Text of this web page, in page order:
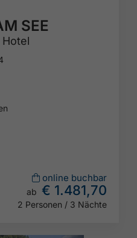
SEE
Hotel
online buchbar
ab € 1.481,70
2 Personen / 3 Nächte